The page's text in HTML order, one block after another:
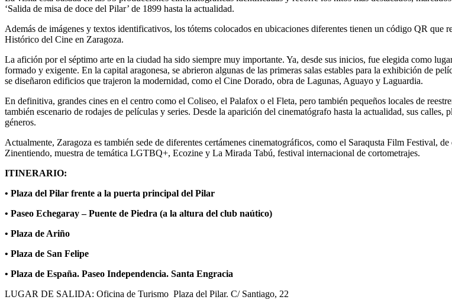
‘Salida de misa de doce del Pilar’ de 1899 hasta la actualidad.
Además de imágenes y textos identificativos, los tótems colocados en ubicaciones diferentes tienen un código QR
Histórico del Cine en Zaragoza.
La afición por el séptimo arte en la ciudad ha sido siempre muy importante. Ya, desde sus inicios, fue elegida como
formado y exigente. En la capital aragonesa, se abrieron algunas de las primeras salas estables para la exhibición de
se diseñaron edificios que trajeron la modernidad, como el Cine Dorado, obra de Lagunas, Aguayo y Laguardia.
En definitiva, grandes cines en el centro como el Coliseo, el Palafox o el Fleta, pero también pequeños locales de
también escenario de rodajes de películas y series. Desde la aparición del cinematógrafo hasta la actualidad, sus
géneros.
Actualmente, Zaragoza es también sede de diferentes certámenes cinematográficos, como el Saraqusta Film Festival,
Zinentiendo, muestra de temática LGTBQ+, Ecozine y La Mirada Tabú, festival internacional de cortometrajes.
ITINERARIO:
• Plaza del Pilar frente a la puerta principal del Pilar
• Paseo Echegaray – Puente de Piedra (a la altura del club naútico)
• Plaza de Ariño
• Plaza de San Felipe
• Plaza de España. Paseo Independencia. Santa Engracia
LUGAR DE SALIDA: Oficina de Turismo Plaza del Pilar. C/ Santiago, 22